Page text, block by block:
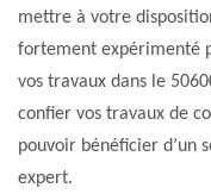
mettre à votre
fortement expérimenté
vos travaux dans le
confier vos travaux de
pouvoir bénéficier d’un
expert.